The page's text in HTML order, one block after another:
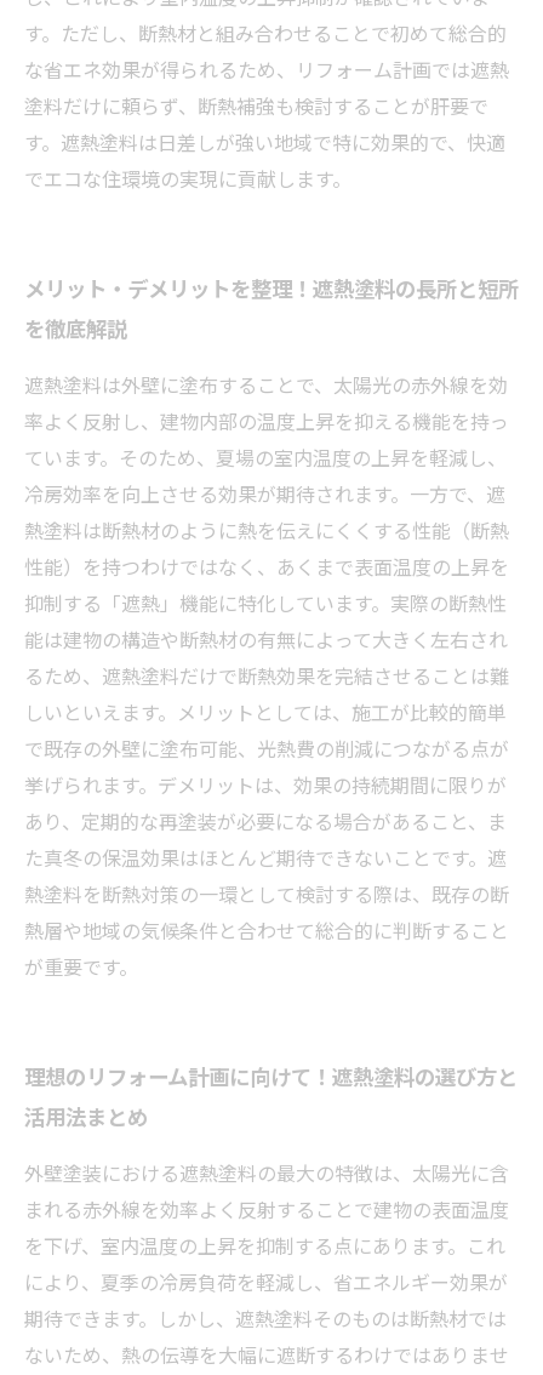
す。ただし、断熱材と組み合わせることで初めて総合的
な省エネ効果が得られるため、リフォーム計画では遮熱
塗料だけに頼らず、断熱補強も検討することが肝要で
す。遮熱塗料は日差しが強い地域で特に効果的で、快適
でエコな住環境の実現に貢献します。
メリット・デメリットを整理！遮熱塗料の長所と短所
を徹底解説
遮熱塗料は外壁に塗布することで、太陽光の赤外線を効
率よく反射し、建物内部の温度上昇を抑える機能を持っ
ています。そのため、夏場の室内温度の上昇を軽減し、
冷房効率を向上させる効果が期待されます。一方で、遮
熱塗料は断熱材のように熱を伝えにくくする性能（断熱
性能）を持つわけではなく、あくまで表面温度の上昇を
抑制する「遮熱」機能に特化しています。実際の断熱性
能は建物の構造や断熱材の有無によって大きく左右され
るため、遮熱塗料だけで断熱効果を完結させることは難
しいといえます。メリットとしては、施工が比較的簡単
で既存の外壁に塗布可能、光熱費の削減につながる点が
挙げられます。デメリットは、効果の持続期間に限りが
あり、定期的な再塗装が必要になる場合があること、ま
た真冬の保温効果はほとんど期待できないことです。遮
熱塗料を断熱対策の一環として検討する際は、既存の断
熱層や地域の気候条件と合わせて総合的に判断すること
が重要です。
理想のリフォーム計画に向けて！遮熱塗料の選び方と
活用法まとめ
外壁塗装における遮熱塗料の最大の特徴は、太陽光に含
まれる赤外線を効率よく反射することで建物の表面温度
を下げ、室内温度の上昇を抑制する点にあります。これ
により、夏季の冷房負荷を軽減し、省エネルギー効果が
期待できます。しかし、遮熱塗料そのものは断熱材では
ないため、熱の伝導を大幅に遮断するわけではありませ